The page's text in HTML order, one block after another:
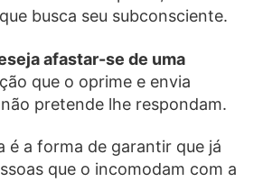
busca seu subconsciente.
afastar-se de uma
que o oprime e envia
pretende lhe respondam.
é a forma de garantir que já
que o incomodam com a